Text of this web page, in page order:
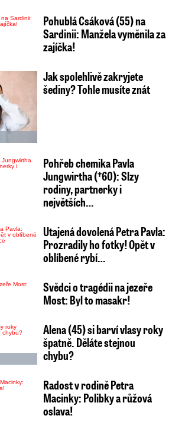
Pohublá Csáková (55) na
Sardinii: Manžela vyměnila za
zajíčka!
Jak spolehlivě zakryjete
šediny? Tohle musíte znát
Pohřeb chemika Pavla
Jungwirtha (†60): Slzy
rodiny, partnerky i
největších…
Utajená dovolená Petra Pavla:
Prozradily ho fotky! Opět v
oblíbené rybí…
Svědci o tragédii na jezeře
Most: Byl to masakr!
Alena (45) si barví vlasy roky
špatně. Děláte stejnou
chybu?
Radost v rodině Petra
Macinky: Polibky a růžová
oslava!